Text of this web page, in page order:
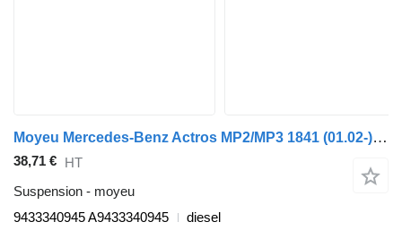
Moyeu Mercedes-Benz Actros MP2/MP3 1841 (01.02-) 9433340945 pour tracteur routier Mercedes-Benz Actros, Axor MP1, MP2, MP3 (1996-2014)
38,71 € HT
Suspension - moyeu
9433340945 A9433340945
diesel